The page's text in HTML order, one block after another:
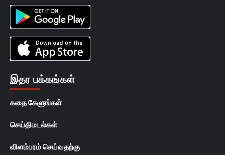
இதர பக்கங்கள்
கதை கேளுங்கள்
செய்திமடல்கள்
விளம்பரம் செய்வதற்கு